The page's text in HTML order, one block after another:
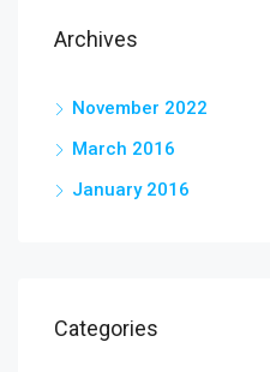
Archives
November 2022
March 2016
January 2016
Categories